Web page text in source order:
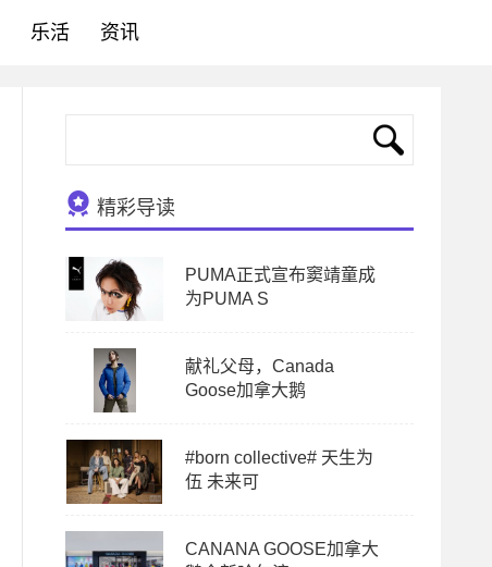
乐活 资讯
精彩导读
PUMA正式宣布窦靖童成
为PUMA S
献礼父母，Canada
Goose加拿大鹅
#born collective# 天生为
伍 未来可
CANANA GOOSE加拿大